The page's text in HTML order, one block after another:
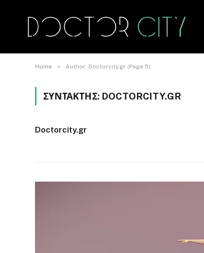
Home » Author: Doctorcity.gr (Page 5)
ΣΥΝΤΆΚΤΗΣ: DOCTORCITY.GR
Doctorcity.gr